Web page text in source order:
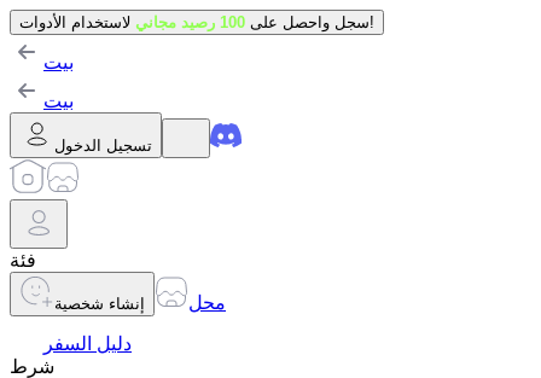
سجل واحصل على 100 رصيد مجاني لاستخدام الأدوات!
بيت
بيت
تسجيل الدخول
فئة
إنشاء شخصية
محل
دليل السفر
شرط